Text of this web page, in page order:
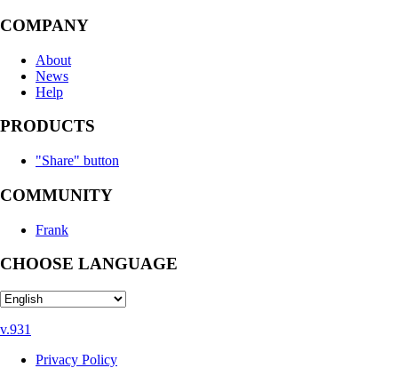
COMPANY
About
News
Help
PRODUCTS
"Share" button
COMMUNITY
Frank
CHOOSE LANGUAGE
v.931
Privacy Policy